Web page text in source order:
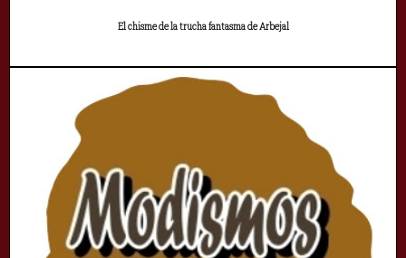
El chisme de la trucha fantasma de Arbejal